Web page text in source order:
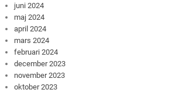
juni 2024
maj 2024
april 2024
mars 2024
februari 2024
december 2023
november 2023
oktober 2023